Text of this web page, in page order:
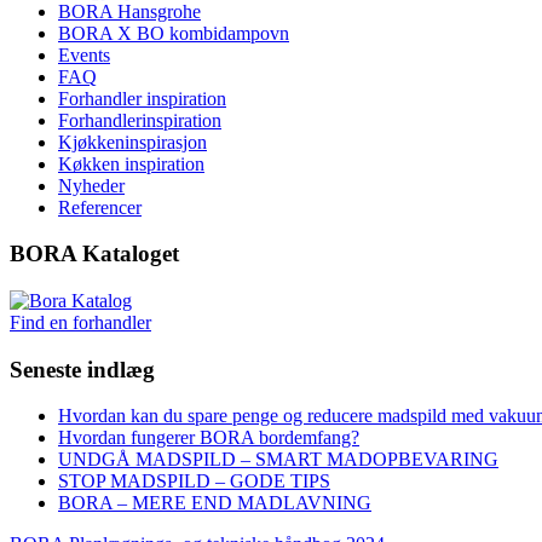
BORA Hansgrohe
BORA X BO kombidampovn
Events
FAQ
Forhandler inspiration
Forhandlerinspiration
Kjøkkeninspirasjon
Køkken inspiration
Nyheder
Referencer
BORA Kataloget
Find en forhandler
Seneste indlæg
Hvordan kan du spare penge og reducere madspild med
Hvordan fungerer BORA bordemfang?
UNDGÅ MADSPILD – SMART MADOPBEVARING
STOP MADSPILD – GODE TIPS
BORA – MERE END MADLAVNING